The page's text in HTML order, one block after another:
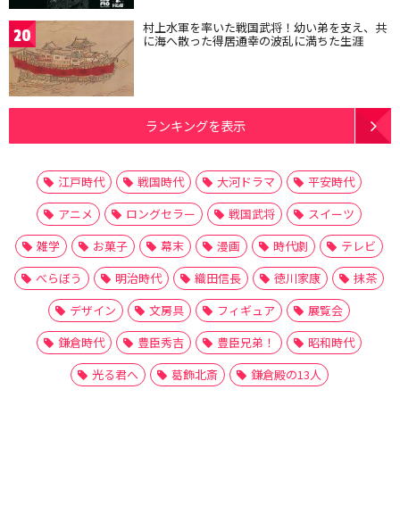
20 村上水軍を率いた戦国武将！幼い弟を支え、共
に海へ散った得居通幸の波乱に満ちた生涯
ランキングを表示
江戸時代 戦国時代 大河ドラマ
平安時代
アニメ
ロングセラー 戦国武将
スイーツ
雑学
お菓子 幕末 漫画 時代劇
テレビ
べらぼう
明治時代 織田信長 徳川家康
抹茶
デザイン
文房具 フィギュア
展覧会
鎌倉時代
豊臣秀吉 豊臣兄弟！
昭和時代
光る君へ
葛飾北斎 鎌倉殿の13人